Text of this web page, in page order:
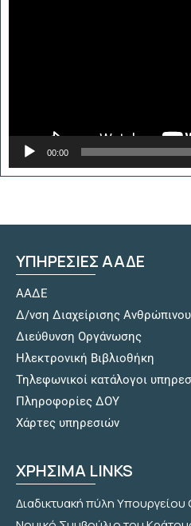
00:00
ΥΠΗΡΕΣΙΕΣ ΑΑΔΕ
ΑΑΔΕ
Δ/νση Διαχείρισης
Διεύθυνση Οργάνωσης
Hλεκτρονική Βιβλιοθήκη
Τηλεφωνικοί κατάλογοι
Πληροφορίες ΔΟΥ
Χάρτες υπηρεσιών
ΧΡΗΣΙΜΑ LINKS
Διαδικτυακή πύλη Υπουργείου